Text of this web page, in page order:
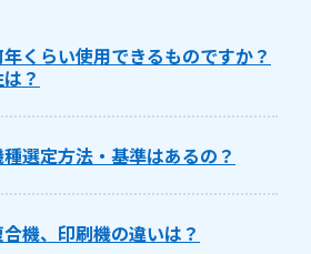
くらい使用できるものですか？
？
選定方法・基準はあるの？
機、印刷機の違いは？